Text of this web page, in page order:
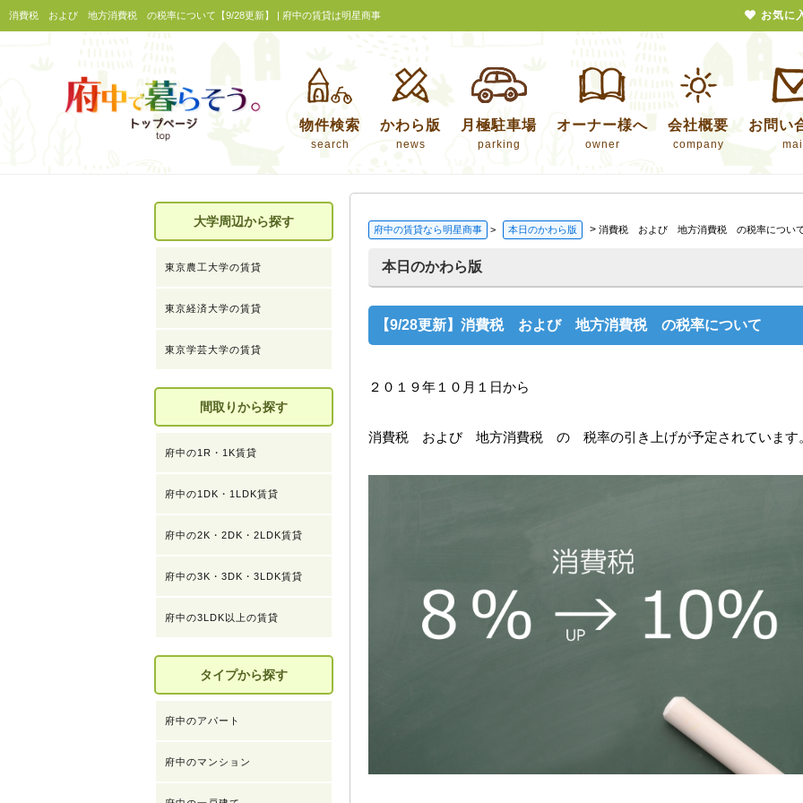
消費税 および 地方消費税 の税率について【9/28更新】 | 府中の賃貸は明星商事
物件検索
search
かわら版
news
月極駐車場
parking
オーナー様へ
owner
会社概要
company
お問い
府中の賃貸なら明星商事 > 本日のかわら版 > 消費税 および 地方消費税 の税率につい
本日のかわら版
【9/28更新】消費税 および 地方消費税 の税率について
２０１９年１０月１日から
消費税 および 地方消費税 の 税率の引き上げが予定されています
大学周辺から探す
東京農工大学の賃貸
東京経済大学の賃貸
東京学芸大学の賃貸
間取りから探す
府中の1R・1K賃貸
府中の1DK・1LDK賃貸
府中の2K・2DK・2LDK賃貸
府中の3K・3DK・3LDK賃貸
府中の3LDK以上の賃貸
タイプから探す
府中のアパート
府中のマンション
お気に